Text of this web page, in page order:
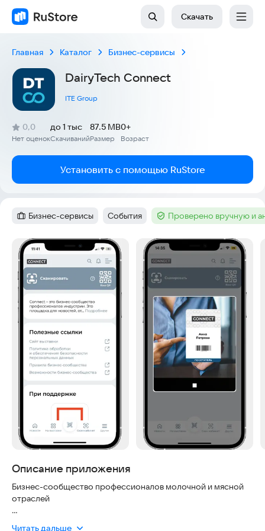
Скачать
Главная Каталог Бизнес-сервисы
DairyTech Connect
ITE Group
Рейтинг:
0,0
(
Нет оценок
)
Скачиваний
до 1 тыс
Размер
87.5 MB
Возраст
0+
Установить с помощью RuStore
Категория :
Бизнес-сервисы Тег:
События Тег :Проверено вручную и
Скриншоты
Описание приложения
Бизнес-сообщество профессионалов молочной и мясной
отраслей
Читать дальше